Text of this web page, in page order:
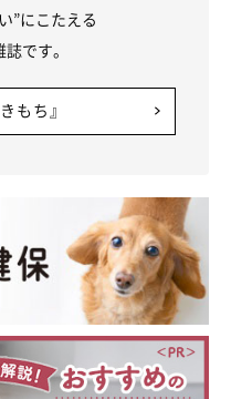
”にこたえる
です。
もち』